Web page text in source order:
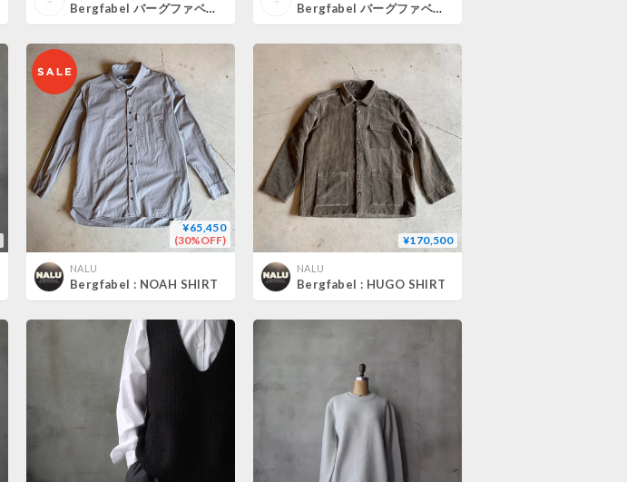
Bergfabel バーグファベル / Sandra pantsパンツ/ BFWP258/K143 Bergfabel バーグファベル / Jenny Shirtブラウス / BFWSH270/K162
¥65,450
(30%OFF)
NALU
Bergfabel : NOAH SHIRT
¥170,500
NALU
Bergfabel : HUGO SHIRT